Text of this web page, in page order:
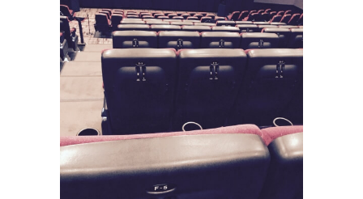
ブログ
アクセス